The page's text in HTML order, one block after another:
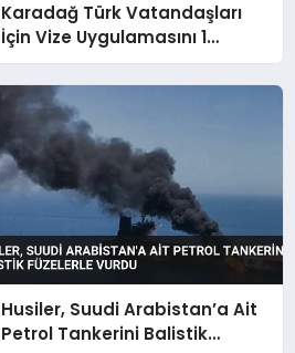
Karadağ Türk Vatandaşları
İçin Vize Uygulamasını 1
Kasım’da Başlatıyor
Husiler, Suudi Arabistan’a Ait
Petrol Tankerini Balistik